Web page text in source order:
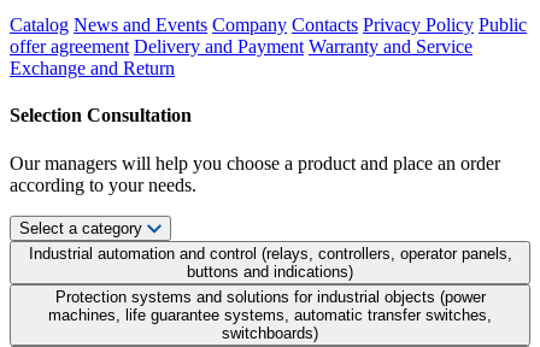
Catalog News and Events Company Contacts Privacy Policy Public
offer agreement Delivery and Payment Warranty and Service
Exchange and Return
Selection Consultation
Our managers will help you choose a product and place an order
according to your needs.
Select a category
Industrial automation and control (relays, controllers, operator panels,
buttons and indications)
Protection systems and solutions for industrial objects (power
machines, life guarantee systems, automatic transfer switches,
switchboards)